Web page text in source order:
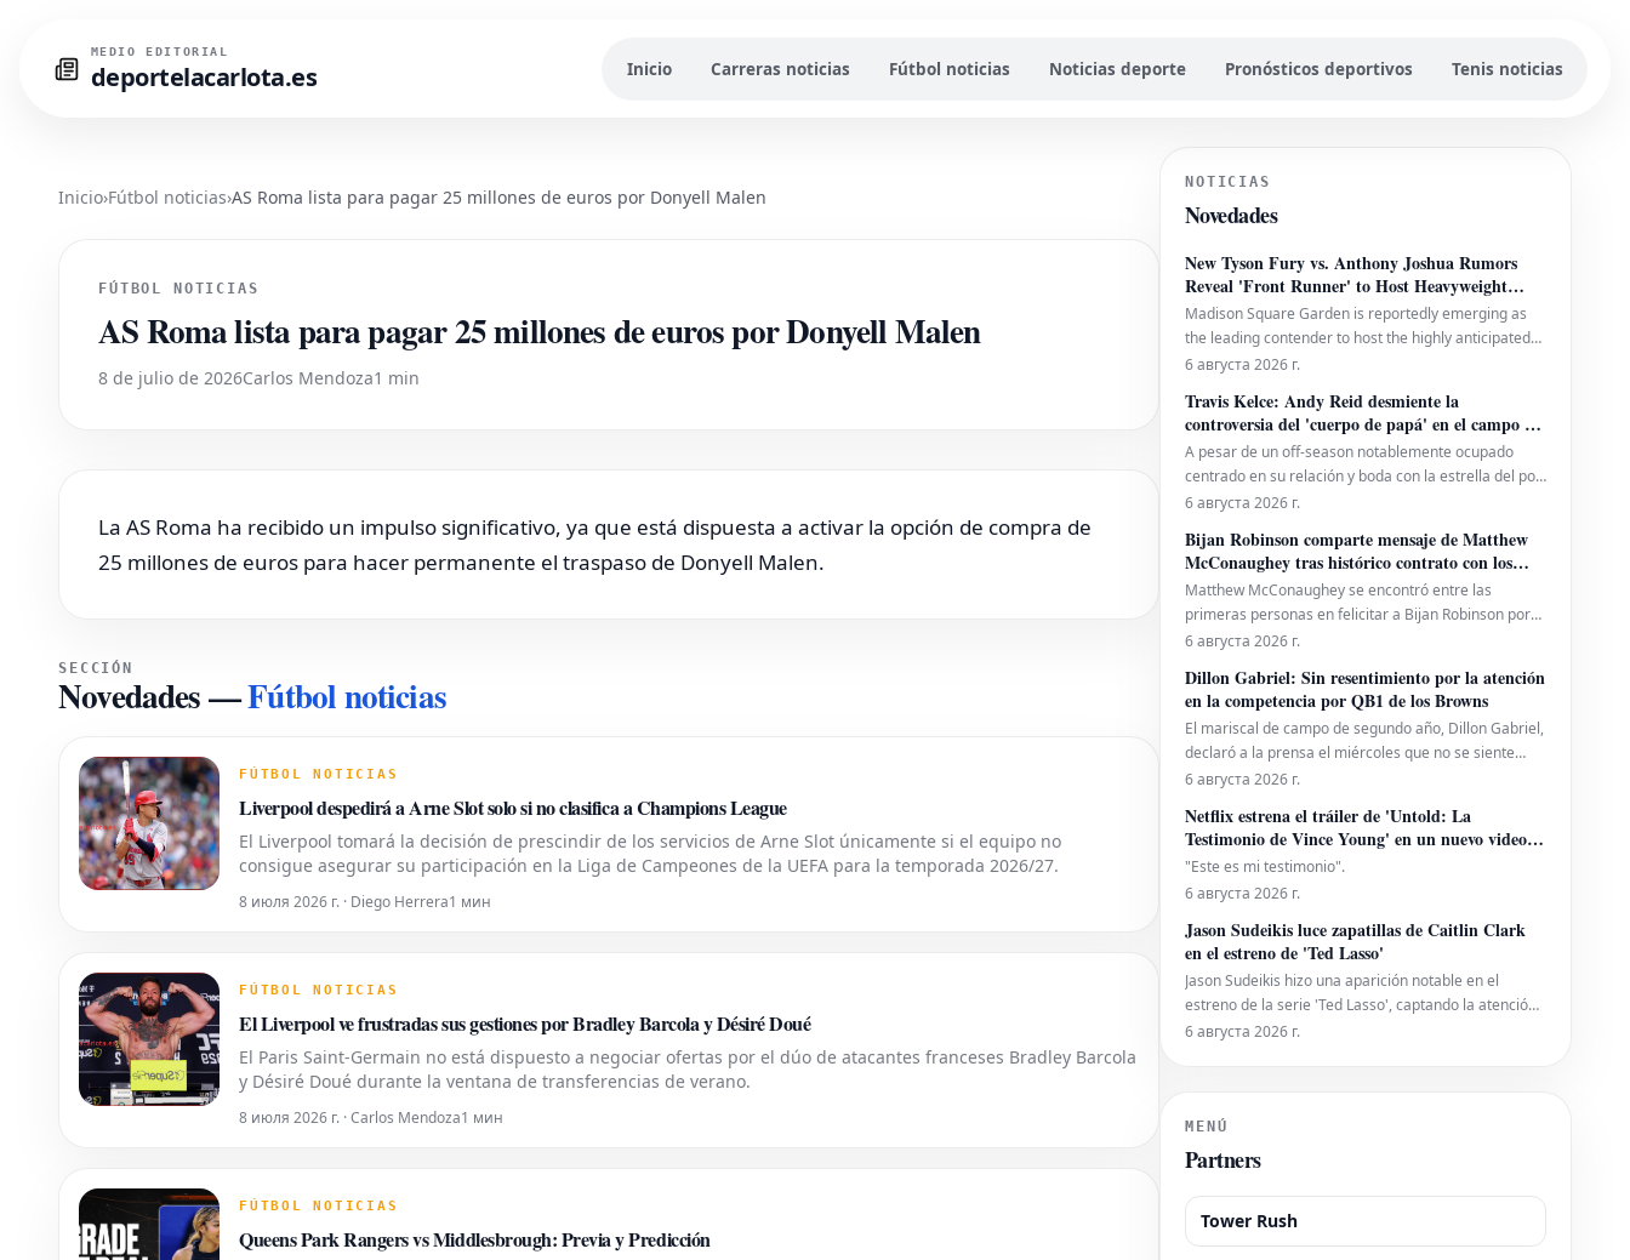
MEDIO EDITORIAL
deportelacarlota.es Inicio Carreras noticias Fútbol noticias Noticias deporte Pronósticos deportivos Tenis noticias
Inicio›Fútbol noticias›AS Roma lista para pagar 25 millones de euros por Donyell Malen
FÚTBOL NOTICIAS
AS Roma lista para pagar 25 millones de euros por Donyell Malen
8 de julio de 2026Carlos Mendoza1 min
La AS Roma ha recibido un impulso significativo, ya que está dispuesta a activar la opción de compra de
25 millones de euros para hacer permanente el traspaso de Donyell Malen.
SECCIÓN
Novedades—Fútbol noticias
FÚTBOL NOTICIAS
Liverpool despedirá a Arne Slot solo si no clasifica a Champions League
El Liverpool tomará la decisión de prescindir de los servicios de Arne Slot únicamente si el equipo no
consigue asegurar su participación en la Liga de Campeones de la UEFA para la temporada 2026/27.
8 июля 2026 г. · Diego Herrera1 мин
FÚTBOL NOTICIAS
El Liverpool ve frustradas sus gestiones por Bradley Barcola y Désiré Doué
El Paris Saint-Germain no está dispuesto a negociar ofertas por el dúo de atacantes franceses Bradley Barcola
y Désiré Doué durante la ventana de transferencias de verano.
8 июля 2026 г. · Carlos Mendoza1 мин
FÚTBOL NOTICIAS
Queens Park Rangers vs Middlesbrough: Previa y Predicción
NOTICIAS
Novedades
New Tyson Fury vs. Anthony Joshua Rumors
Reveal 'Front Runner' to Host Heavyweight
Fight
Madison Square Garden is reportedly emerging as
the leading contender to host the highly anticipated
heavyweight showdown between Tyson Fury and
Mannix of SI.com. Español: Nuevos rumores sobre
Tyson Fury vs. Anthony Joshua revelan el '
6 августа 2026 г.
Travis Kelce: Andy Reid desmiente la
controversia del 'cuerpo de papá' en el campo de
los Chiefs
A pesar de un off-season notablemente ocupado
centrado en su relación y boda con la estrella del pop
Taylor Swift, Travis Kelce ha demostrado estar en
entrenamiento de los Kansas City Chiefs. La reciente
especulación en torno a su condición fís
6 августа 2026 г.
Bijan Robinson comparte mensaje de Matthew
McConaughey tras histórico contrato con los
Falcons
Matthew McConaughey se encontró entre las
primeras personas en felicitar a Bijan Robinson por
firmar su histórica extensión de contrato con los
6 августа 2026 г.
Dillon Gabriel: Sin resentimiento por la atención
en la competencia por QB1 de los Browns
El mariscal de campo de segundo año, Dillon Gabriel,
declaró a la prensa el miércoles que no se siente
menospreciado por el hecho de que los Cleveland
quarterback principal en Deshaun Watson y Shedeur
Sanders.
6 августа 2026 г.
Netflix estrena el tráiler de 'Untold: La
Testimonio de Vince Young' en un nuevo video
antes de su fecha de lanzamiento
"Este es mi testimonio".
6 августа 2026 г.
Jason Sudeikis luce zapatillas de Caitlin Clark
en el estreno de 'Ted Lasso'
Jason Sudeikis hizo una aparición notable en el
estreno de la serie 'Ted Lasso', captando la atención
de todos al lucir un par de zapatillas de la estrella de
6 августа 2026 г.
MENÚ
Partners
Tower Rush